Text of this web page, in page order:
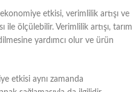
etkisi, verimlilik artışı ve
ile ölçülebilir. Verimlilik artışı, tarım
yardımcı olur ve ürün
etkisi aynı zamanda